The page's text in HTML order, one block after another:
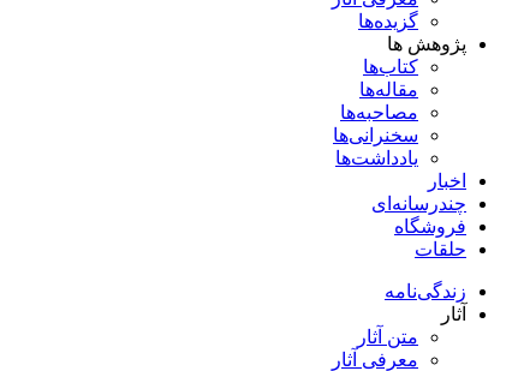
گزیده‌ها
پژوهش ها
کتاب‌ها
مقاله‌ها
مصاحبه‌ها
سخنرانی‌ها
یادداشت‌ها
اخبار
چندرسانه‌ای
فروشگاه
حلقات
زندگی‌نامه
آثار
متن آثار
معرفی آثار